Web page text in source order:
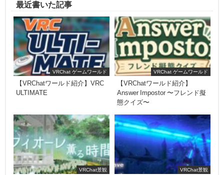
最近書いた記事
VRChat ゲームワールド
【VRChatワールド紹介】VRC
ULTIMATE
VRChat ゲームワールド
【VRChatワールド紹介】
Answer Impostor 〜フレンド擬
態クイズ〜
VRChat景観 VRChat景観